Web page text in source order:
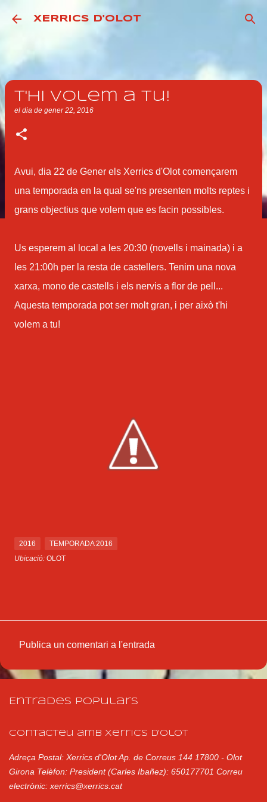
Salta al contingut principal
XERRICS D'OLOT
T'hi volem a tu!
el dia de gener 22, 2016
Avui, dia 22 de Gener els Xerrics d'Olot començarem
una temporada en la qual se'ns presenten molts reptes i
grans objectius que volem que es facin possibles.
Us esperem al local a les 20:30 (novells i mainada) i a
les 21:00h per la resta de castellers. Tenim una nova
xarxa, mono de castells i els nervis a flor de pell...
Aquesta temporada pot ser molt gran, i per això t'hi
volem a tu!
2016
TEMPORADA 2016
Ubicació: OLOT
a
r
i
Publica un comentari a l'entrada
Entrades populars
Contacteu amb Xerrics d'Olot
Adreça Postal: Xerrics d'Olot Ap. de Correus 144 17800 - Olot
Girona Telèfon: President (Carles Ibañez): 650177701 Correu
electrònic: xerrics@xerrics.cat